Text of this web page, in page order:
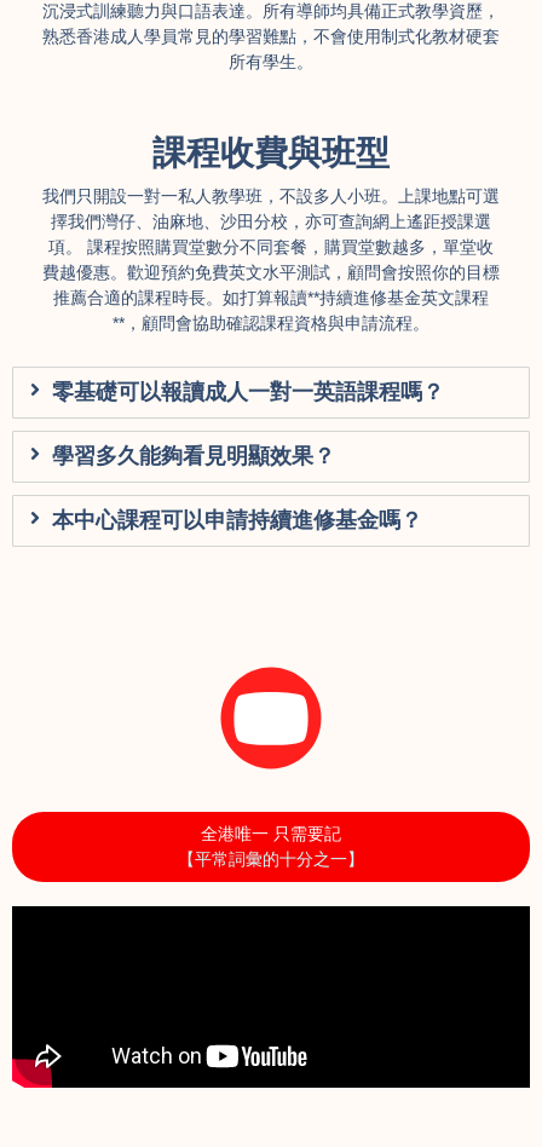
沉浸式訓練聽力與口語表達。所有導師均具備正式教學資歷，
熟悉香港成人學員常見的學習難點，不會使用制式化教材硬套
所有學生。
課程收費與班型
我們只開設一對一私人教學班，不設多人小班。上課地點可選
擇我們灣仔、油麻地、沙田分校，亦可查詢網上遙距授課選
項。 課程按照購買堂數分不同套餐，購買堂數越多，單堂收
費越優惠。歡迎預約免費英文水平測試，顧問會按照你的目標
推薦合適的課程時長。如打算報讀**持續進修基金英文課程
**，顧問會協助確認課程資格與申請流程。
零基礎可以報讀成人一對一英語課程嗎？
學習多久能夠看見明顯效果？
本中心課程可以申請持續進修基金嗎？
全港唯一 只需要記
【平常詞彙的十分之一】